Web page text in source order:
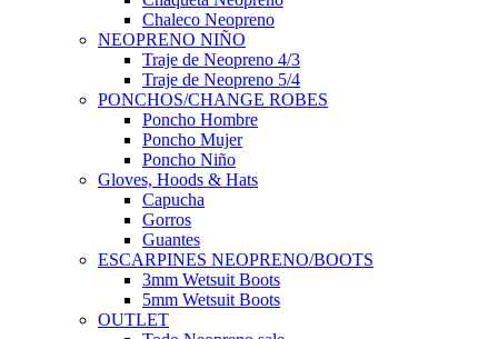
Chaleco Neopreno
NEOPRENO NIÑO
Traje de Neopreno 4/3
Traje de Neopreno 5/4
PONCHOS/CHANGE ROBES
Poncho Hombre
Poncho Mujer
Poncho Niño
Gloves, Hoods & Hats
Capucha
Gorros
Guantes
ESCARPINES NEOPRENO/BOOTS
3mm Wetsuit Boots
5mm Wetsuit Boots
OUTLET